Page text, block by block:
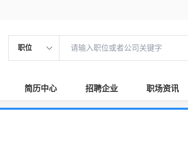
职位
简历中心 招聘企业 职场资讯